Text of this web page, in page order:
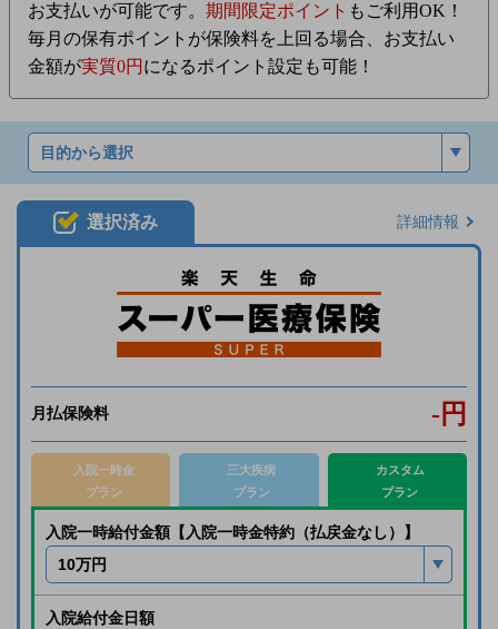
お支払いが可能です。 期間限定ポイント もご利用OK！
毎月の保有ポイントが保険料を上回る場合、お支払い
金額が実質0円 になるポイント設定も可能！
選択済み 詳細情報
月払保険料 - 円
入院一時金
プラン
三大疾病
プラン
カスタム
プラン
入院一時給付金額【入院一時金特約（払戻金なし）】
入院給付金日額